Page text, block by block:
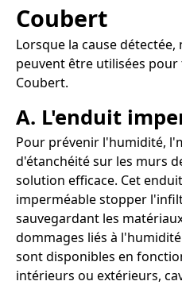
Coubert
Lorsque la cause
peuvent être utilisées
Coubert.
A. L'enduit
Pour prévenir l'humidité,
d'étanchéité sur les murs
solution efficace. Cet
imperméable stopper
sauvegardant les
dommages liés à
sont disponibles en
intérieurs ou extérieurs,